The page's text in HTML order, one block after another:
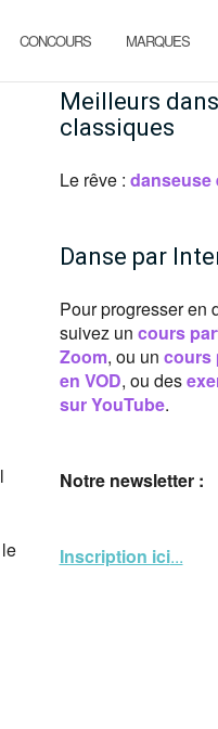
CONCOURS MARQUES
Meilleurs
classiques
Le rêve : danseuse
Danse par
Pour progresser en
suivez un cours
Zoom, ou un cours
en VOD, ou des
sur YouTube.
Notre newsletter :
Inscription ici...